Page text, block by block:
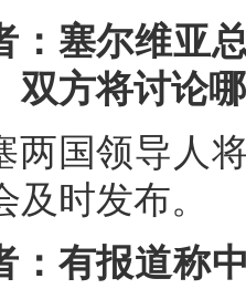
：塞尔维亚
双方将讨论
两国领导人
时发布。
：有报道称